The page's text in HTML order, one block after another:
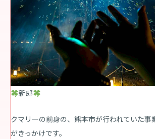
新郎
クマリーの前身の、熊本市が行われていた事
がきっかけです。